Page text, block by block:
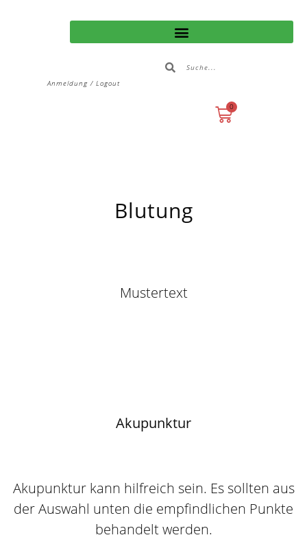
Anmeldung / Logout
0
Blutung
Mustertext
Akupunktur
Akupunktur kann hilfreich sein. Es sollten aus
der Auswahl unten die empfindlichen Punkte
behandelt werden.